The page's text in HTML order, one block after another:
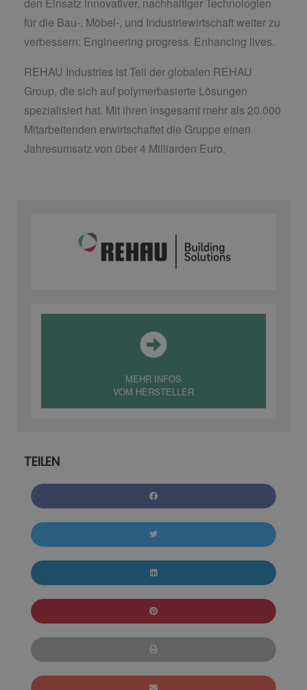
den Einsatz innovativer, nachhaltiger Technologien
für die Bau-, Möbel-, und Industriewirtschaft weiter zu
verbessern: Engineering progress. Enhancing lives.
REHAU Industries ist Teil der globalen REHAU
Group, die sich auf polymerbasierte Lösungen
spezialisiert hat. Mit ihren insgesamt mehr als 20.000
Mitarbeitenden erwirtschaftet die Gruppe einen
Jahresumsatz von über 4 Milliarden Euro.
MEHR INFOS
VOM HERSTELLER
TEILEN